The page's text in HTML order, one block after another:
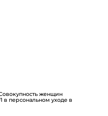
женщин
в персональном уходе в